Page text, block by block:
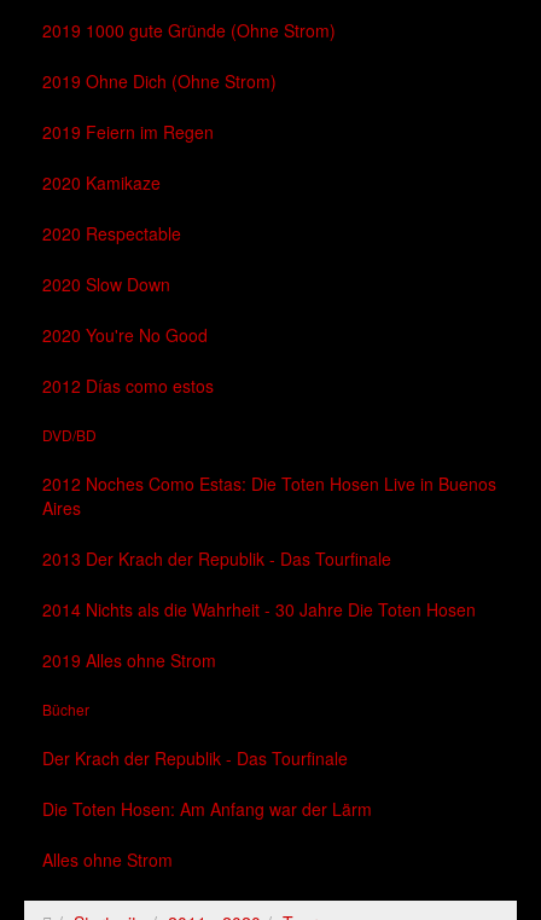
2019 1000 gute Gründe (Ohne Strom)
2019 Ohne Dich (Ohne Strom)
2019 Feiern im Regen
2020 Kamikaze
2020 Respectable
2020 Slow Down
2020 You're No Good
2012 Días como estos
DVD/BD
2012 Noches Como Estas: Die Toten Hosen Live in Buenos
Aires
2013 Der Krach der Republik - Das Tourfinale
2014 Nichts als die Wahrheit - 30 Jahre Die Toten Hosen
2019 Alles ohne Strom
Bücher
Der Krach der Republik - Das Tourfinale
Die Toten Hosen: Am Anfang war der Lärm
Alles ohne Strom